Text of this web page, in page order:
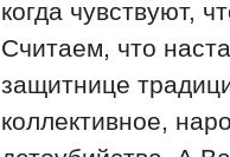
когда чувствуют,
Считаем, что
защитнице
коллективное,